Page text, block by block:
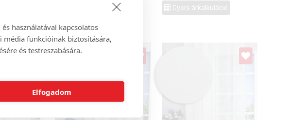
használatával kapcsolatos
média funkcióinak biztosítására,
és testreszabására.
Elfogadom
Gyors árkalkuláció